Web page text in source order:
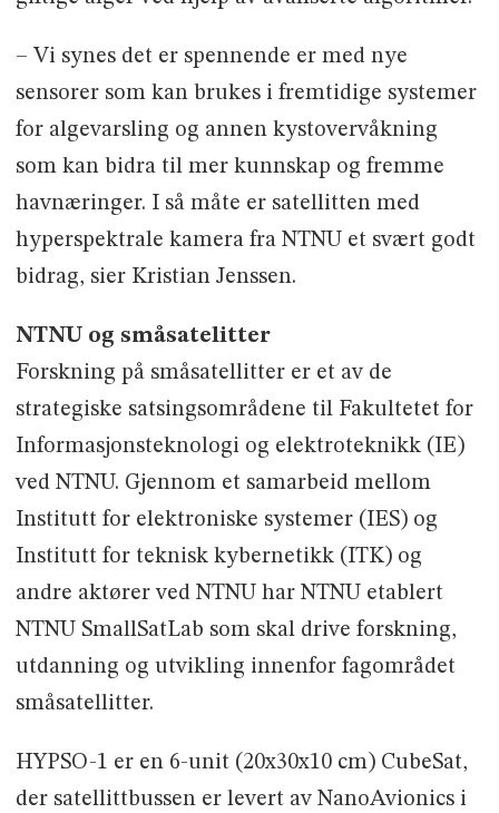
– Vi synes det er spennende er med nye
sensorer som kan brukes i fremtidige systemer
for algevarsling og annen kystovervåkning
som kan bidra til mer kunnskap og fremme
havnæringer. I så måte er satellitten med
hyperspektrale kamera fra NTNU et svært godt
bidrag, sier Kristian Jenssen.
NTNU og småsatelitter
Forskning på småsatellitter er et av de
strategiske satsingsområdene til Fakultetet for
Informasjonsteknologi og elektroteknikk (IE)
ved NTNU. Gjennom et samarbeid mellom
Institutt for elektroniske systemer (IES) og
Institutt for teknisk kybernetikk (ITK) og
andre aktører ved NTNU har NTNU etablert
NTNU SmallSatLab som skal drive forskning,
utdanning og utvikling innenfor fagområdet
småsatellitter.
HYPSO-1 er en 6-unit (20x30x10 cm) CubeSat,
der satellittbussen er levert av NanoAvionics i